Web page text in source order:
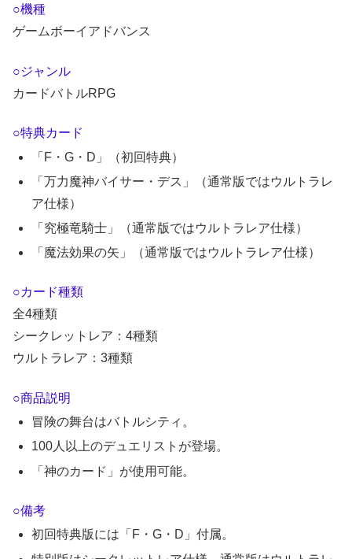
○機種
ゲームボーイアドバンス
○ジャンル
カードバトルRPG
○特典カード
「F・G・D」（初回特典）
「万力魔神バイサー・デス」（通常版ではウルトラレ
ア仕様）
「究極竜騎士」（通常版ではウルトラレア仕様）
「魔法効果の矢」（通常版ではウルトラレア仕様）
○カード種類
全4種類
シークレットレア：4種類
ウルトラレア：3種類
○商品説明
冒険の舞台はバトルシティ。
100人以上のデュエリストが登場。
「神のカード」が使用可能。
○備考
初回特典版には「F・G・D」付属。